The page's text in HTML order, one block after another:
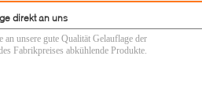
direkt an uns